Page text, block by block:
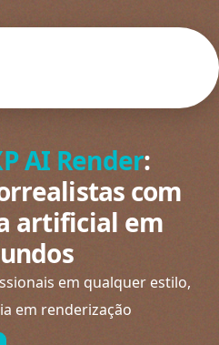
AI Render:
com
artificial em
em qualquer estilo,
em renderização